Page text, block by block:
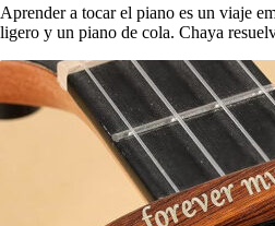
Aprender a tocar el piano es un viaje
ligero y un piano de cola. Chaya